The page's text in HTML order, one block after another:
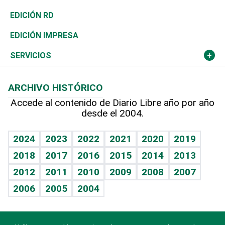
Ocenanía
Caribe
Resto del mundo
Telecom.
Global y variable
Economía personal
Sociales
Novedades
Podcast Arte Libre
Hablando con el pediatra
Vida y familia
Eñe
Celebrando la vida
Sin complejos
En pocas palabras
Tenis
Olimpismo
Más deportes
Línea de hit
TBT Deportivo
El Espía
Noticiero Poteleche
Columnistas
Historia
Martes de tecnología
Cambio climático
Revista
Deportes
Opinión
Hecho en casa
Guía del dinero
EDICIÓN RD
EDICIÓN IMPRESA
SERVICIOS
Cumpleaños
Horóscopos
Juegos
ARCHIVO HISTÓRICO
Accede al contenido de Diario Libre año por año
desde el 2004.
2024 2023 2022 2021 2020
2019
2018
2017 2016 2015 2014
2013
2012
2011 2010 2009 2008
2007
2006
2005 2004